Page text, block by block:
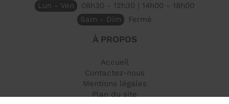
Lun - Ven
08h30 - 12h30 | 14h00 - 18h00
Sam - Dim
Fermé
À PROPOS
Accueil
Contactez-nous
Mentions légales
Plan du site